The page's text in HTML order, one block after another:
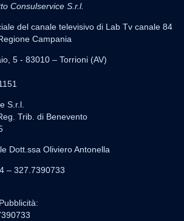
Consulservice S.r.l.
del canale televisivo di Lab Tv canale 84
Campania
5 - 83010 – Torrioni (AV)
S.r.l.
Trib. di Benevento
Dott.ssa Oliviero Antonella
– 327.7390733